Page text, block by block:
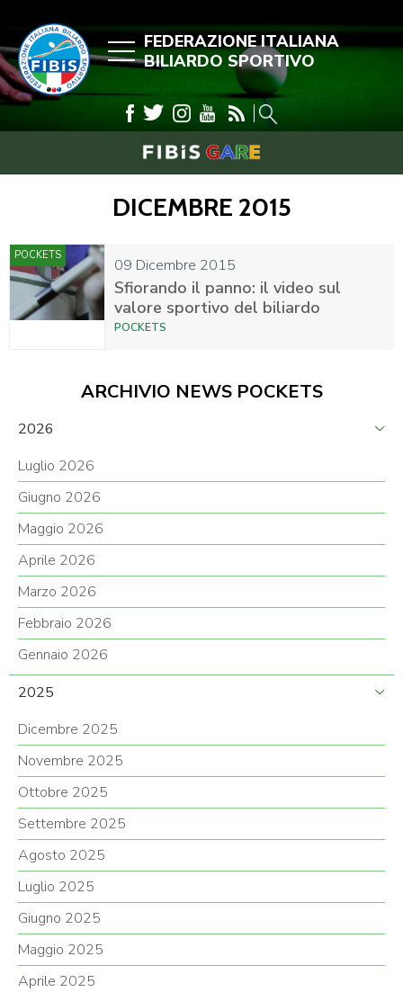
FEDERAZIONE ITALIANA
BILIARDO SPORTIVO
DICEMBRE 2015
09 Dicembre 2015
POCKETS
Sfiorando il panno: il video sul
valore sportivo del biliardo
POCKETS
ARCHIVIO NEWS POCKETS
2026
Luglio 2026
Giugno 2026
Maggio 2026
Aprile 2026
Marzo 2026
Febbraio 2026
Gennaio 2026
2025
Dicembre 2025
Novembre 2025
Ottobre 2025
Settembre 2025
Agosto 2025
Luglio 2025
Giugno 2025
Maggio 2025
Aprile 2025